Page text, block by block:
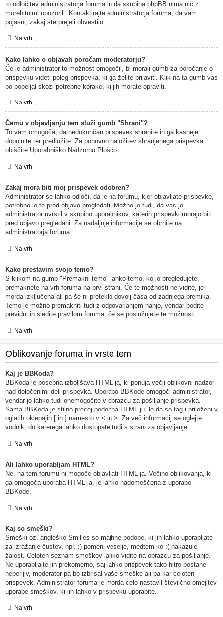
to odločitev administratorja foruma in da skupina phpBB nima nič z
morebitnimi opozorili. Kontaktirajte administratorja foruma, da vam
pojasni, zakaj ste prejeli obvestilo.
Na vrh
Kako lahko o objavah poročam moderatorju?
Če je administrator to možnost omogočil, bi morali gumb za poročanje o
prispevku videti poleg prispevka, ki ga želite prijaviti. Klik na ta gumb vas
bo popeljal skozi potrebne korake, ki jih morate opraviti.
Na vrh
Čemu v objavljanju tem služi gumb "Shrani"?
To vam omogoča, da nedokončan prispevek shranite in ga kasneje
dopolnite ter predložite. Za ponovno naložitev shranjenega prispevka
obiščite Uporabniško Nadzorno Ploščo.
Na vrh
Zakaj mora biti moj prispevek odobren?
Administrator se lahko odloči, da je na forumu, kjer objavljate prispevke,
potrebno le-te pred objavo pregledati. Možno je tudi, da vas je
administrator uvrstil v skupino uporabnikov, katerih prispevki morajo biti
pred objavo pregledani. Za nadaljnje informacije se obrnite na
administratorja foruma.
Na vrh
Kako prestavim svojo temo?
S klikom na gumb "Premakni temo" lahko temo, ko jo pregledujete,
premaknete na vrh foruma na prvi strani. Če te možnosti ne vidite, je
morda izključena ali pa še ni preteklo dovolj časa od zadnjega premika.
Temo je možno premakniti tudi z odgovarjanjem nanjo, vendar bodite
previdni in sledite pravilom foruma, če se poslužujete te možnosti.
Na vrh
Oblikovanje foruma in vrste tem
Kaj je BBKoda?
BBKoda je posebna izboljšava HTML-ja, ki ponuja večji oblikovni nadzor
nad določenimi deli prispevka. Uporabo BBKode omogoči administrator,
vendar jo lahko tudi onemogočite v obrazcu za pošiljanje prispevka.
Sama BBKoda je stilno precej podobna HTML-ju, le da so tag-i priloženi v
oglatih oklepajih [ in ] namesto v < in >. Za več informacij se oglejte
vodnik, do katerega lahko dostopate tudi s strani za objavljanje.
Na vrh
Ali lahko uporabljam HTML?
Ne, na tem forumu ni mogoče objavljati HTML-ja. Večino oblikovanja, ki
ga omogoča uporaba HTML-ja, je lahko nadomeščena z uporabo
BBKode.
Na vrh
Kaj so smeški?
Smeški oz. angleško Smilies so majhne podobe, ki jih lahko uporabljate
za izražanje čustev, npr. :) pomeni veselje, medtem ko :( nakazuje
žalost. Celoten seznam smeškov lahko vidite na obrazcu za pošiljanje.
Ne uporabljajte jih prekomerno, saj lahko prispevek tako hitro postane
neberljiv, moderator pa bo izbrisal vaše smeške ali pa kar celoten
prispevek. Administrator foruma je morda celo nastavil številčno omejitev
uporabe smeškov, ki jih lahko v prispevku uporabite.
Na vrh